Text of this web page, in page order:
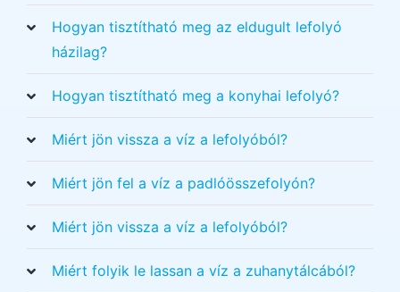
Hogyan tisztítható meg az eldugult lefolyó
házilag?
Hogyan tisztítható meg a konyhai lefolyó?
Miért jön vissza a víz a lefolyóból?
Miért jön fel a víz a padlóösszefolyón?
Miért jön vissza a víz a lefolyóból?
Miért folyik le lassan a víz a zuhanytálcából?